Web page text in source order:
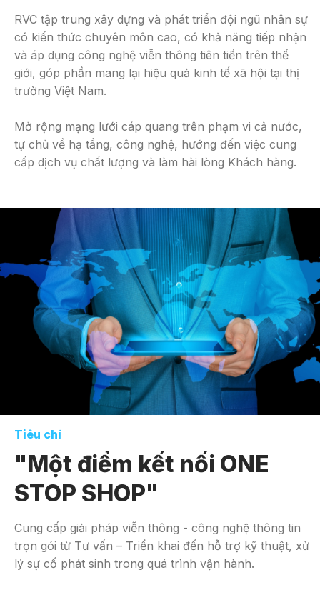
RVC tập trung xây dựng và phát triển đội ngũ nhân sự
có kiến thức chuyên môn cao, có khả năng tiếp nhận
và áp dụng công nghệ viễn thông tiên tiến trên thế
giới, góp phần mang lại hiệu quả kinh tế xã hội tại thị
trường Việt Nam.
Mở rộng mạng lưới cáp quang trên phạm vi cả nước,
tự chủ về hạ tầng, công nghệ, hướng đến việc cung
cấp dịch vụ chất lượng và làm hài lòng Khách hàng.
Tiêu chí
"Một điểm kết nối ONE
STOP SHOP"
Cung cấp giải pháp viễn thông - công nghệ thông tin
trọn gói từ Tư vấn – Triển khai đến hỗ trợ kỹ thuật, xử
lý sự cố phát sinh trong quá trình vận hành.